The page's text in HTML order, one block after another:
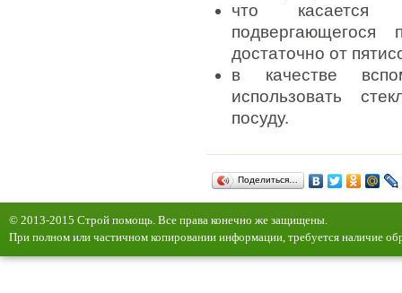
что касается
достаточно от
в качестве
использовать
посуду.
Поделиться…
© 2013-2015 Строй помощь. Все права конечно же защищены.
При полном или частичном копировании информации, требуется наличие